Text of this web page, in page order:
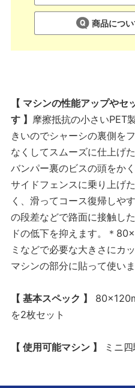
商品につ
【 マシンの性能アップや
す 】 摩擦抵抗の小さいPET
きいのでシャーシの裏側を
なくしてスムーズに仕上げ
バンパー裏のビスの頭をか
サイドフェンスに乗り上げ
く、滑ってコース復帰しや
の段差などで路面に接触し
ドの低下を抑えます。＊
ミなどで必要な大きさにカ
マシンの部分に貼って使いま
【 基本スペック 】
を2枚セット
【 使用可能マシン 】 ミニ